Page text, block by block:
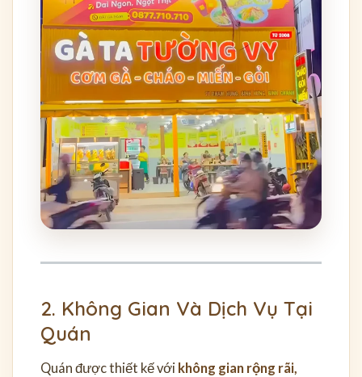
2. Không Gian Và Dịch Vụ Tại
Quán
Quán được thiết kế với không gian rộng rãi,